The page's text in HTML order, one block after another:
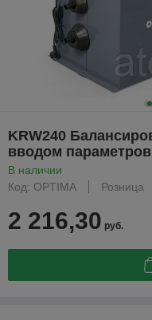
KRW240
вводом
В наличии
Код: OPTIMA
Розница
2 216,30 руб.